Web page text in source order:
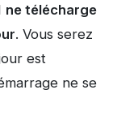
ne télécharge
. Vous serez
est
ne se